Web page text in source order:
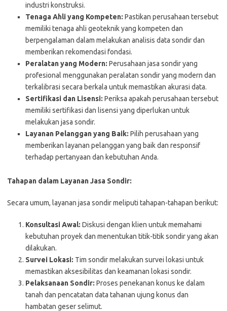
industri konstruksi.
Tenaga Ahli yang Kompeten: Pastikan perusahaan tersebut
memiliki tenaga ahli geoteknik yang kompeten dan
berpengalaman dalam melakukan analisis data sondir dan
memberikan rekomendasi fondasi.
Peralatan yang Modern: Perusahaan jasa sondir yang
profesional menggunakan peralatan sondir yang modern dan
terkalibrasi secara berkala untuk memastikan akurasi data.
Sertifikasi dan Lisensi: Periksa apakah perusahaan tersebut
memiliki sertifikasi dan lisensi yang diperlukan untuk
melakukan jasa sondir.
Layanan Pelanggan yang Baik: Pilih perusahaan yang
memberikan layanan pelanggan yang baik dan responsif
terhadap pertanyaan dan kebutuhan Anda.
Tahapan dalam Layanan Jasa Sondir:
Secara umum, layanan jasa sondir meliputi tahapan-tahapan berikut:
Konsultasi Awal: Diskusi dengan klien untuk memahami
kebutuhan proyek dan menentukan titik-titik sondir yang akan
dilakukan.
Survei Lokasi: Tim sondir melakukan survei lokasi untuk
memastikan aksesibilitas dan keamanan lokasi sondir.
Pelaksanaan Sondir: Proses penekanan konus ke dalam
tanah dan pencatatan data tahanan ujung konus dan
hambatan geser selimut.